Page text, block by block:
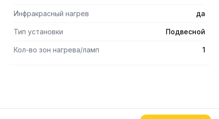
Инфракрасный нагрев да
Тип установки Подвесной
Кол-во зон нагрева/ламп 1